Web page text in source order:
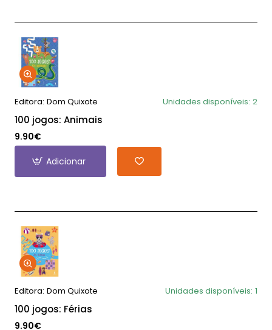
Editora: Dom Quixote Unidades disponíveis: 2
100 jogos: Animais
9.90€
Adicionar
Editora: Dom Quixote Unidades disponíveis: 1
100 jogos: Férias
9.90€